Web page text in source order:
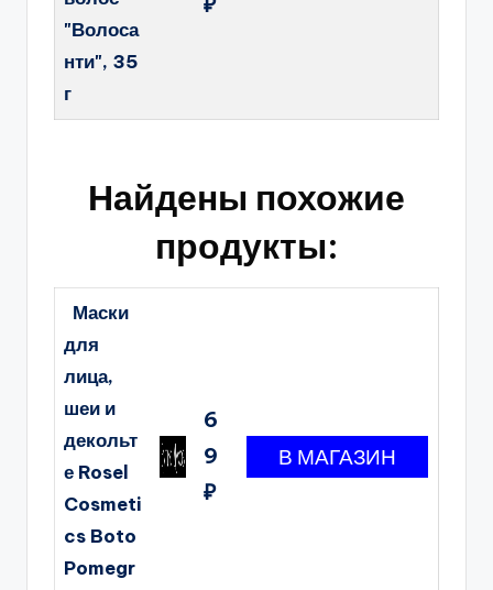
"Волоса
нти", 35
г
Найдены похожие
продукты:
Маски
для
лица,
шеи и
декольт
е Rosel
Cosmeti
cs Boto
Pomegr
6
9
₽